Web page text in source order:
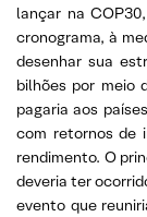
lançar na
cronograma, à
desenhar sua
bilhões por meio
pagaria aos
com retornos de
rendimento. O
deveria ter
evento que